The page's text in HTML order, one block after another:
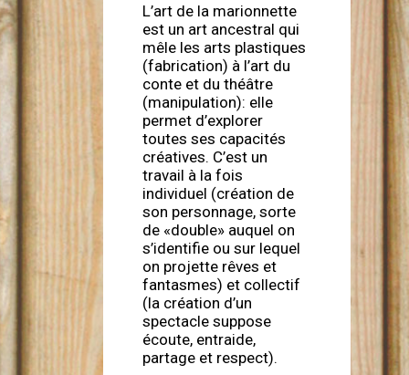
L’art de la marionnette
est un art ancestral qui
mêle les arts plastiques
(fabrication) à l’art du
conte et du théâtre
(manipulation): elle
permet d’explorer
toutes ses capacités
créatives. C’est un
travail à la fois
individuel (création de
son personnage, sorte
de «double» auquel on
s’identifie ou sur lequel
on projette rêves et
fantasmes) et collectif
(la création d’un
spectacle suppose
écoute, entraide,
partage et respect).